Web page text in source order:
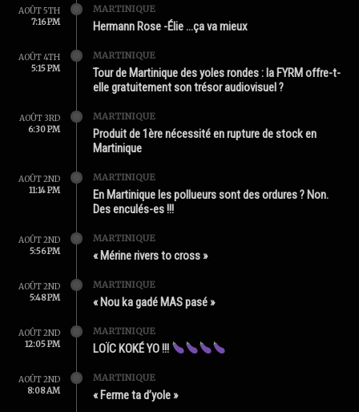
AOÛT 5TH
7:16 PM
MARTINIQUE
Hermann Rose -Élie …ça va mieux
AOÛT 4TH
5:15 PM
MARTINIQUE
Tour de Martinique des yoles rondes : la FYRM offre-t-
elle gratuitement son trésor audiovisuel ?
AOÛT 3RD
6:30 PM
MARTINIQUE
Produit de 1ère nécessité en rupture de stock en
Martinique
AOÛT 2ND
11:14 PM
MARTINIQUE
En Martinique les pollueurs sont des ordures ? Non.
Des enculés-es !!!
AOÛT 2ND
5:56 PM
MARTINIQUE
« Mérine rivers to cross »
AOÛT 2ND
5:48 PM
MARTINIQUE
« Nou ka gadé MAS pasé »
AOÛT 2ND
12:05 PM
MARTINIQUE
LOÏC KOKÉ YO !!!
AOÛT 2ND
8:08 AM
MARTINIQUE
« Ferme ta d’yole »